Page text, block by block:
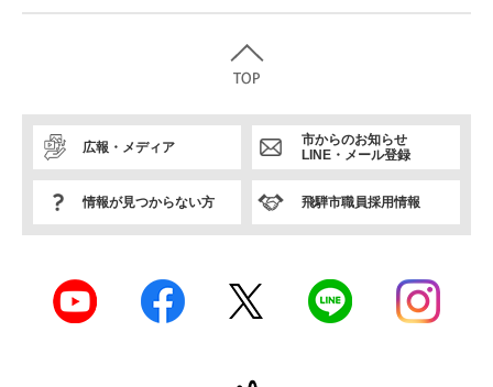
広報・メディア
市からのお知らせ
LINE・メール登録
情報が見つからない方 飛騨市職員採用情報